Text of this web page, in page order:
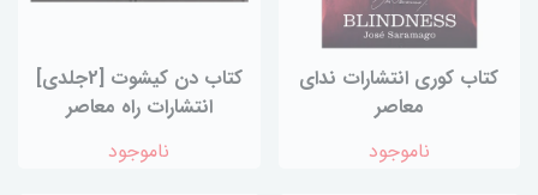
کتاب کوری انتشارات ندای
معاصر
ناموجود
کتاب دن کیشوت [2جلدی]
انتشارات راه معاصر
ناموجود